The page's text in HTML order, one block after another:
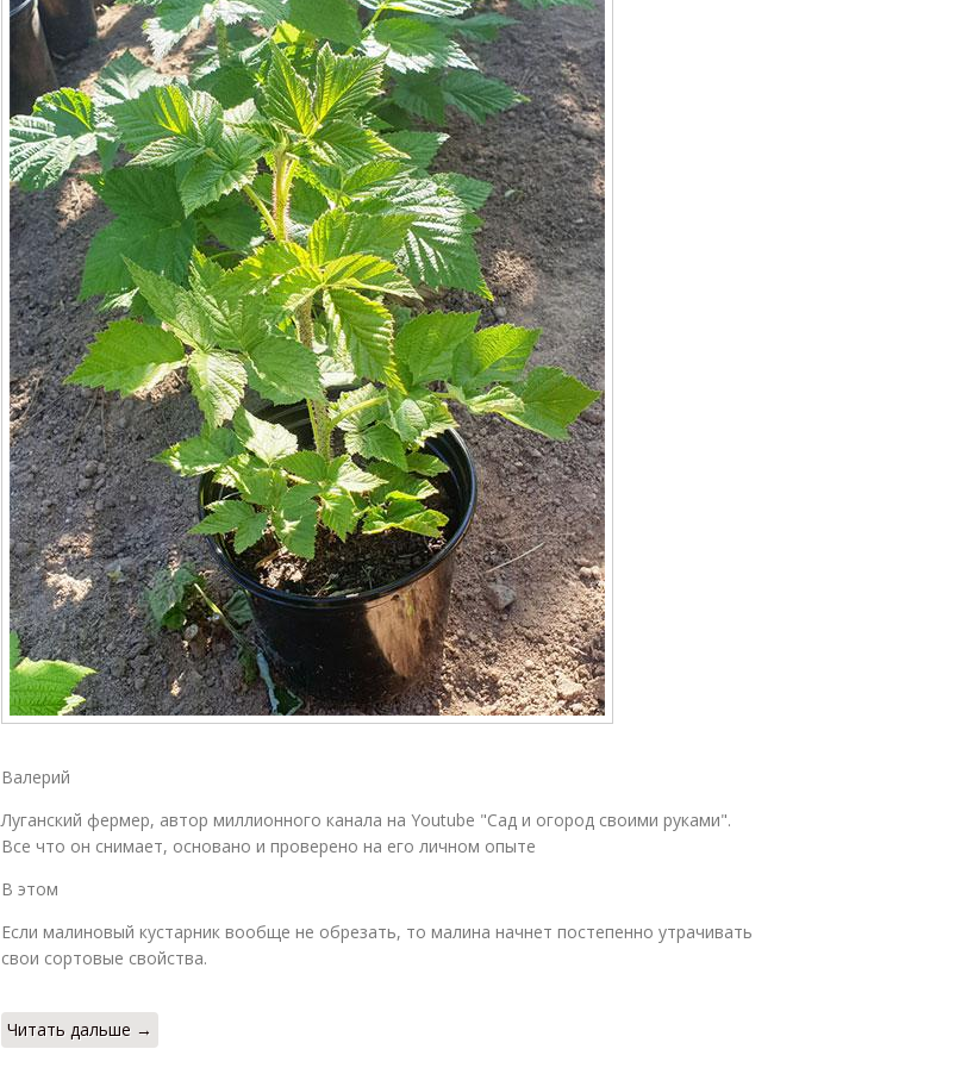
Валерий
Луганский фермер, автор миллионного канала на Youtube "Сад и огород своими руками".
Все что он снимает, основано и проверено на его личном опыте
В этом
Если малиновый кустарник вообще не обрезать, то малина начнет постепенно утрачивать
свои сортовые свойства.
Читать дальше →